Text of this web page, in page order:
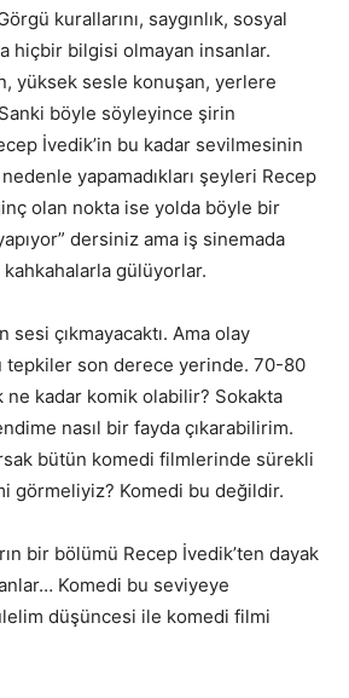
kurallarını, saygınlık, sosyal
hiçbir bilgisi olmayan insanlar.
yüksek sesle konuşan, yerlere
böyle söyleyince şirin
İvedik’in bu kadar sevilmesinin
yapamadıkları şeyleri Recep
olan nokta ise yolda böyle bir
dersiniz ama iş sinemada
kahkahalarla gülüyorlar.
çıkmayacaktı. Ama olay
tepkiler son derece yerinde. 70-80
ne kadar komik olabilir? Sokakta
nasıl bir fayda çıkarabilirim.
bütün komedi filmlerinde sürekli
görmeliyiz? Komedi bu değildir.
bir bölümü Recep İvedik’ten dayak
Komedi bu seviyeye
düşüncesi ile komedi filmi